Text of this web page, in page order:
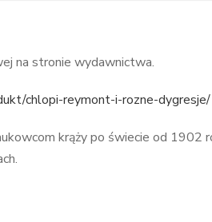
na stronie wydawnictwa.
chlopi-reymont-i-rozne-dygresje/
krąży po świecie od 1902